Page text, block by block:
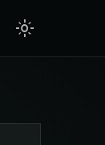
light_mode